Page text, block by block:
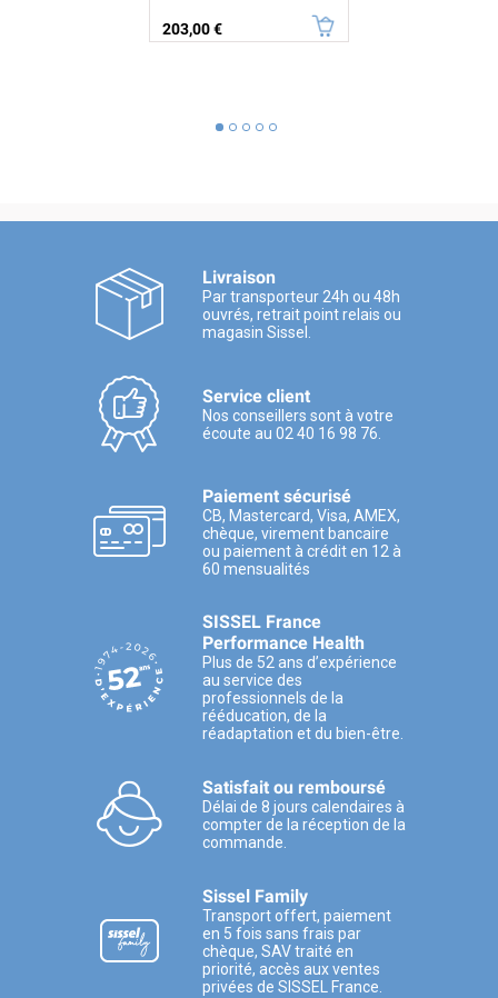
Prix
203,00 €
Livraison
Par transporteur 24h ou 48h
ouvrés, retrait point relais ou
magasin Sissel.
Service client
Nos conseillers sont à votre
écoute au 02 40 16 98 76.
Paiement sécurisé
CB, Mastercard, Visa, AMEX,
chèque, virement bancaire
ou paiement à crédit en 12 à
60 mensualités
SISSEL France
Performance Health
Plus de 52 ans d’expérience
au service des
professionnels de la
rééducation, de la
réadaptation et du bien-être.
Satisfait ou remboursé
Délai de 8 jours calendaires à
compter de la réception de la
commande.
Sissel Family
Transport offert, paiement
en 5 fois sans frais par
chèque, SAV traité en
priorité, accès aux ventes
privées de SISSEL France.